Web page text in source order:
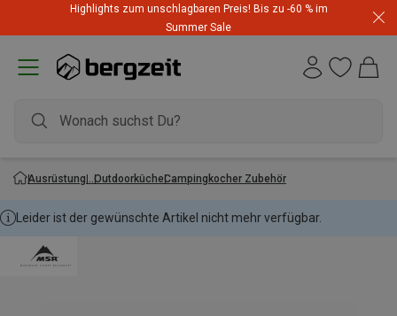
Highlights zum unschlagbaren Preis! Bis zu -60 % im
Summer Sale
Ausrüstung OutdoorkücheCampingkocher Zubehör
Leider ist der gewünschte Artikel nicht mehr verfügbar.